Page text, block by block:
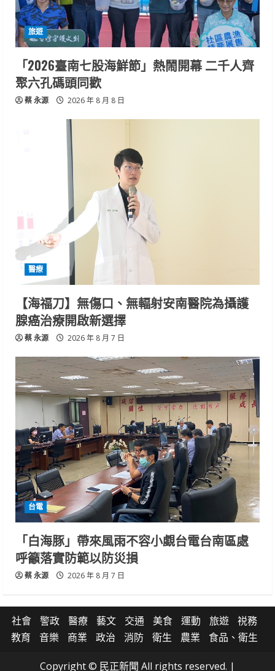
旅遊
「2026臺南七股海鮮節」熱鬧開幕 二千人齊
聚六孔碼頭同歡
蔡 永源 2026 年 8 月 8 日
醫療
【海福刀】無傷口、無輻射安南醫院為攝護
腺癌治療開啟新選擇
蔡 永源 2026 年 8 月 7 日
台電
「白海豚」帶來風雨不容小覷台電台南區處
呼籲落實防範以防災損
蔡 永源 2026 年 8 月 7 日
社會 警政 醫療 藝文 交通 美食 運動 旅遊
祱務
教育
音樂 商業 政治 消防 衛生 農業 食品、衛生
Copyright © 民正新聞 All rights reserved. |